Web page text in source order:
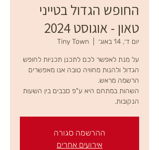
החופש הגדול בטייני
טאון - אוגוסט 2024
יום ד׳, 14 באוג׳ Tiny Town
על מנת לאפשר לכם לתכנן תכניות לחופש
הגדול ולהנות מחוויה טובה אנו מאפשרים
השהות במתחם היא ע"פ סבבים בין השעות
הנקובות.
ההרשמה סגורה
אירועים אחרים